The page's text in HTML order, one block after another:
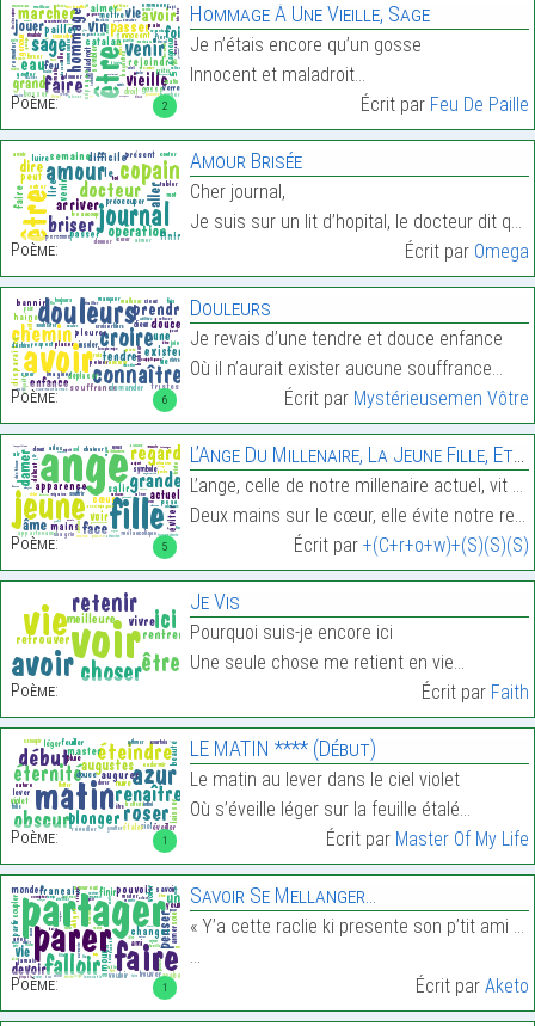
2
Poème:
Hommage À Une Vieille, Sage
Je n’étais encore qu’un gosse
Innocent et maladroit…
Écrit par Feu De Paille
Poème:
Amour Brisée
Cher journal,
Je suis sur un lit d’hopital, le docteur dit que c…
Écrit par Omega
6
Poème:
Douleurs
Je revais d’une tendre et douce enfance
Où il n’aurait exister aucune souffrance…
Écrit par Mystérieusemen Vôtre
5
Poème:
L’Ange Du Millenaire, La Jeune Fille, Et La Grande
L’ange, celle de notre millenaire actuel, vit sous
Deux mains sur le cœur, elle évite notre regard, t…
Écrit par +(C+r+o+w)+(S)(S)(S)
Poème:
Je Vis
Pourquoi suis-je encore ici
Une seule chose me retient en vie…
Écrit par Faith
1
Poème:
LE MATIN **** (Début)
Le matin au lever dans le ciel violet
Où s’éveille léger sur la feuille étalé…
Écrit par Master Of My Life
1
Poème:
Savoir Se Mellanger…
« Y’a cette raclie ki presente son p’tit ami a ces
…
Écrit par Aketo